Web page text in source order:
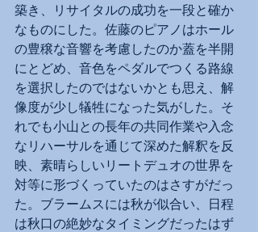
築き、リサイタルの成功を一段と確か
なものにした。佐藤のピアノはホール
の豊穣な音響を考慮したのか蓋を半開
にとどめ、音色をペダルでつくる路線
を選択したのではないかとも思え、解
像度が少し犠牲になった気がした。そ
れでも小山との長年の共同作業や入念
なリハーサルを通じて深めた解釈を反
映、素晴らしいリートデュオの世界を
対等に形づくっていたのはさすがだっ
た。ブラームスには秋が似合い、日程
は秋口の絶妙なタイミングだったはず